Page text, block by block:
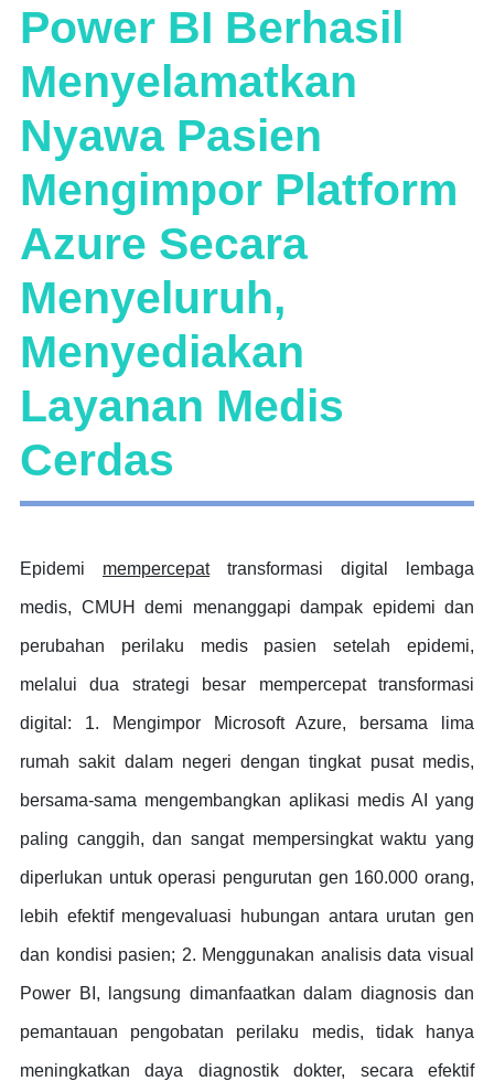
Power BI Berhasil
Menyelamatkan
Nyawa Pasien
Mengimpor Platform
Azure Secara
Menyeluruh,
Menyediakan
Layanan Medis
Cerdas
Epidemi mempercepattransformasi digital lembaga
medis, CMUH demi menanggapi dampak epidemi dan
perubahan perilaku medis pasien setelah epidemi,
melalui dua strategi besar mempercepat transformasi
digital: 1. Mengimpor Microsoft Azure, bersama lima
rumah sakit dalam negeri dengan tingkat pusat medis,
bersama-sama mengembangkan aplikasi medis AI yang
paling canggih, dan sangat mempersingkat waktu yang
diperlukan untuk operasi pengurutan gen 160.000 orang,
lebih efektif mengevaluasi hubungan antara urutan gen
dan kondisi pasien; 2. Menggunakan analisis data visual
Power BI, langsung dimanfaatkan dalam diagnosis dan
pemantauan pengobatan perilaku medis, tidak hanya
meningkatkan daya diagnostik dokter, secara efektif